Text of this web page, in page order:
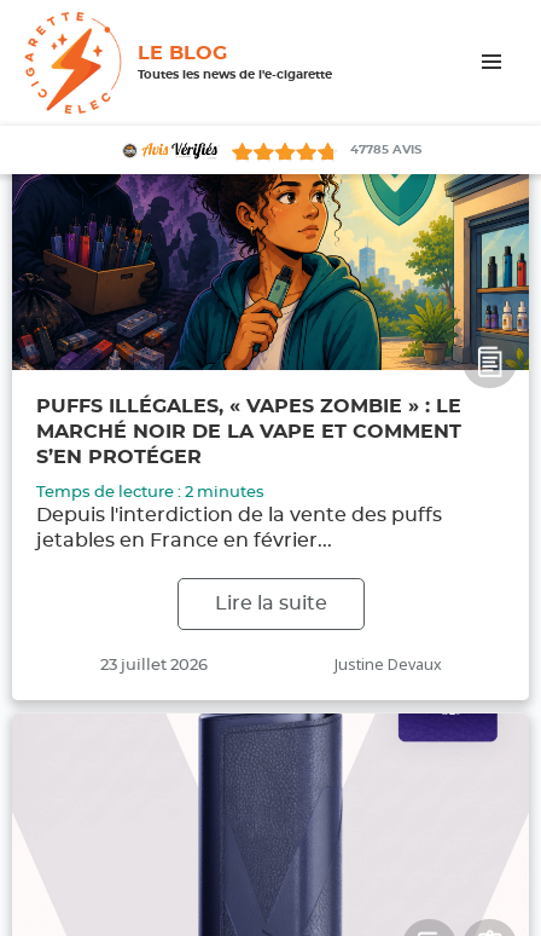
LE BLOG
Toutes les news de l'e-cigarette
47785 AVIS
PUFFS ILLÉGALES, « VAPES ZOMBIE » : LE
MARCHÉ NOIR DE LA VAPE ET COMMENT
S’EN PROTÉGER
Temps de lecture : 2 minutes
Depuis l'interdiction de la vente des puffs
jetables en France en février...
Lire la suite
Publié
23 juillet 2026 Auteur
Justine Devaux